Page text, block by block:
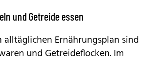
und Getreide essen
Ernährungsplan sind
und Getreideflocken. Im